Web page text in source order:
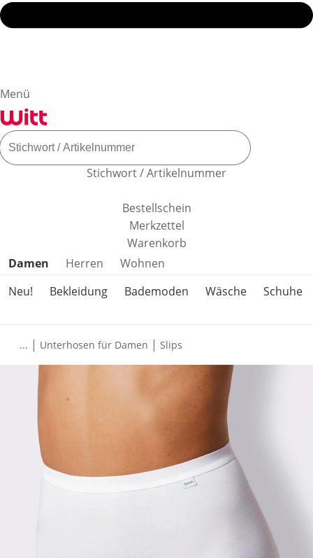
Menü
Stichwort / Artikelnummer
Bestellschein
Merkzettel
Warenkorb
Produktkategorien überspringen
Damen Herren
Wohnen
Neu!
Bekleidung Bademoden Wäsche Schuhe
... | Unterhosen für Damen | Slips